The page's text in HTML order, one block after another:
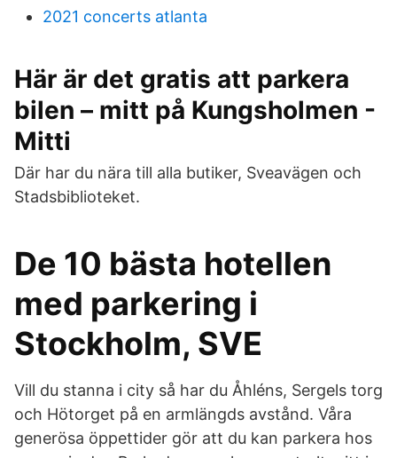
2021 concerts atlanta
Här är det gratis att parkera
bilen – mitt på Kungsholmen -
Mitti
Där har du nära till alla butiker, Sveavägen och
Stadsbiblioteket.
De 10 bästa hotellen
med parkering i
Stockholm, SVE
Vill du stanna i city så har du Åhléns, Sergels torg
och Hötorget på en armlängds avstånd. Våra
generösa öppettider gör att du kan parkera hos